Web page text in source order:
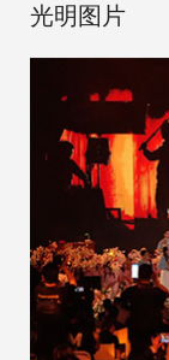
光明图片